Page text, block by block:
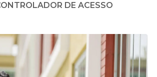
DE ACESSO